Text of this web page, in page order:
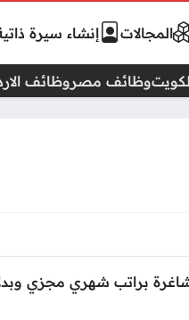
المجالات إنشاء سيرة
وظائف مصروظائف
براتب شهري مجزي